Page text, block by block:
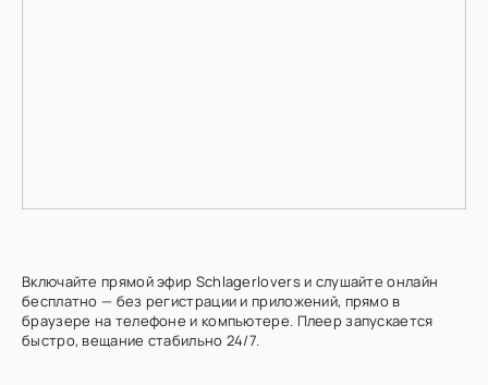
Включайте прямой эфир Schlagerlovers и слушайте онлайн
бесплатно — без регистрации и приложений, прямо в
браузере на телефоне и компьютере. Плеер запускается
быстро, вещание стабильно 24/7.